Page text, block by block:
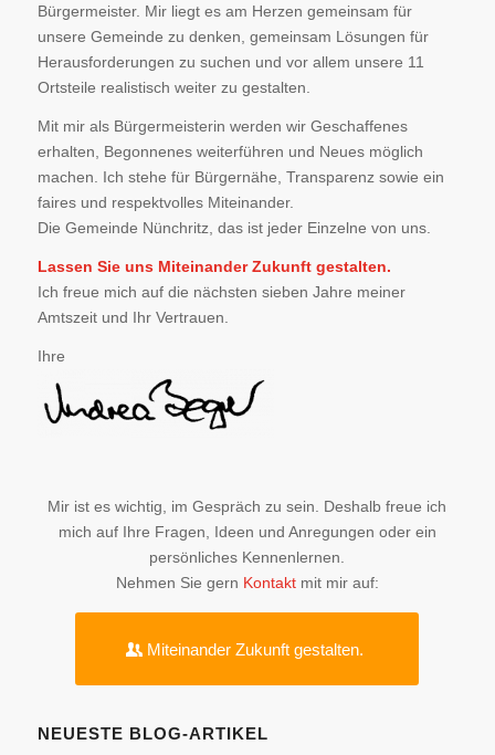
Bürgermeister. Mir liegt es am Herzen gemeinsam für
unsere Gemeinde zu denken, gemeinsam Lösungen für
Herausforderungen zu suchen und vor allem unsere 11
Ortsteile realistisch weiter zu gestalten.
Mit mir als Bürgermeisterin werden wir Geschaffenes
erhalten, Begonnenes weiterführen und Neues möglich
machen. Ich stehe für Bürgernähe, Transparenz sowie ein
faires und respektvolles Miteinander.
Die Gemeinde Nünchritz, das ist jeder Einzelne von uns.
Lassen Sie uns Miteinander Zukunft gestalten.
Ich freue mich auf die nächsten sieben Jahre meiner
Amtszeit und Ihr Vertrauen.
Ihre
Mir ist es wichtig, im Gespräch zu sein. Deshalb freue ich
mich auf Ihre Fragen, Ideen und Anregungen oder ein
persönliches Kennenlernen.
Nehmen Sie gern Kontaktmit mir auf:
Miteinander Zukunft gestalten.
NEUESTE BLOG-ARTIKEL